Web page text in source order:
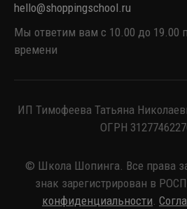
hello@shoppingschool.ru
Мы ответим вам с 10.00 до 19.00
времени
ИП Тимофеева Татьяна
ОГРН
© Школа Шопинга. Все права
знак зарегистрирован в
конфиденциальности.